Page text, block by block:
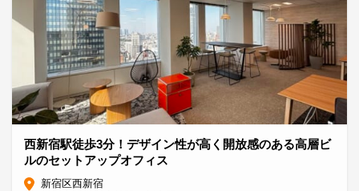
西新宿駅徒歩3分！デザイン性が高く開放感のある高層ビ
ルのセットアップオフィス
新宿区西新宿